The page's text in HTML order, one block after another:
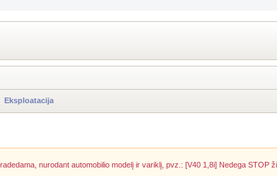
Eksploatacija
nurodant automobilio modelį ir variklį, pvz.: [V40 1,8i] Nedega STOP